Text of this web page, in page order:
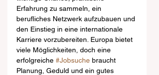
Erfahrung zu sammeln, ein
berufliches Netzwerk aufzubauen und
den Einstieg in eine internationale
Karriere vorzubereiten. Europa bietet
viele Möglichkeiten, doch eine
erfolgreiche #Jobsuche braucht
Planung, Geduld und ein gutes